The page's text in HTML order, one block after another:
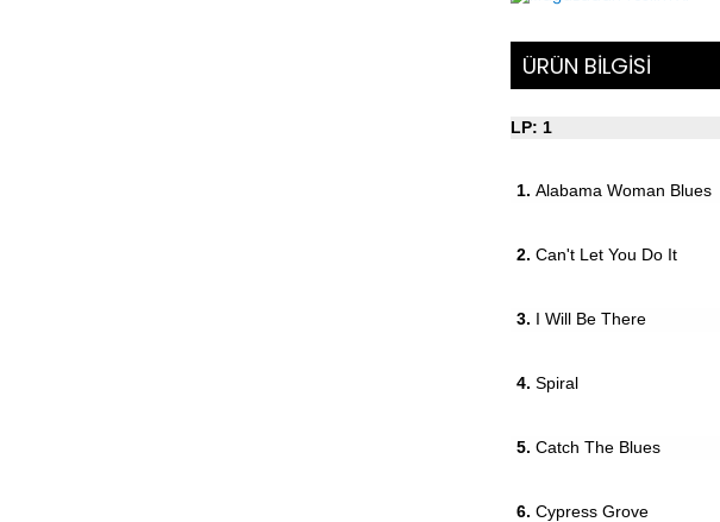
ÜRÜN BİLGİSİ
LP: 1
1. Alabama Woman Blues
2. Can't Let You Do It
3. I Will Be There
4. Spiral
5. Catch The Blues
6. Cypress Grove